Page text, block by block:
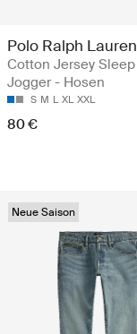
Polo Ralph Lauren
Cotton Jersey Sleep
Jogger - Hosen
S M L XL XXL
80 €
Neue Saison